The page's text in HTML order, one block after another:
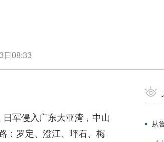
日08:33
军侵入广东大亚湾，中山
：罗定、澄江、坪石、梅
从